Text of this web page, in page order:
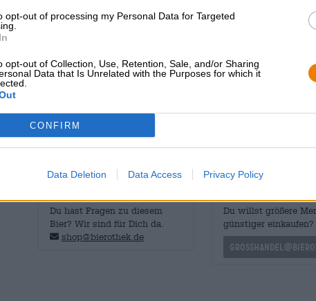
opt-out of processing my Personal Data for Targeted
opt-out of Collection, Use, Retention, Sale, and/or Sharing
Data that Is Unrelated with the Purposes for which it
CONFIRM
Data Deletion Data Access Privacy Policy
Rittmayer. Die fränkische Brauerei hat gleich zwei
Kegelbahn und bodenständigen kulinarischen
und erfrischt auch an heißen Tagen mit seiner
und eleganten Hopfenanklängen. Für das kupfern
Gerstenmalz und Röstmalz verantwortlich. Das kräftige
Rostbraun und liefert den vollmundigen Malz-Charakter.
Besonders gut schmeckt das Kellerbier auf dem
Spezialität alle Sinne. Wohl bekomm’s, ganz egal wo Du
Du hast Fragen zu diesem
Bier? Wir sind für Dich da.
shop@bierothek.de
Du willst größere
günstiger einkaufen?